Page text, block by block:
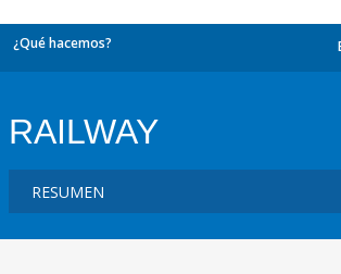
¿Qué hacemos?
RAILWAY